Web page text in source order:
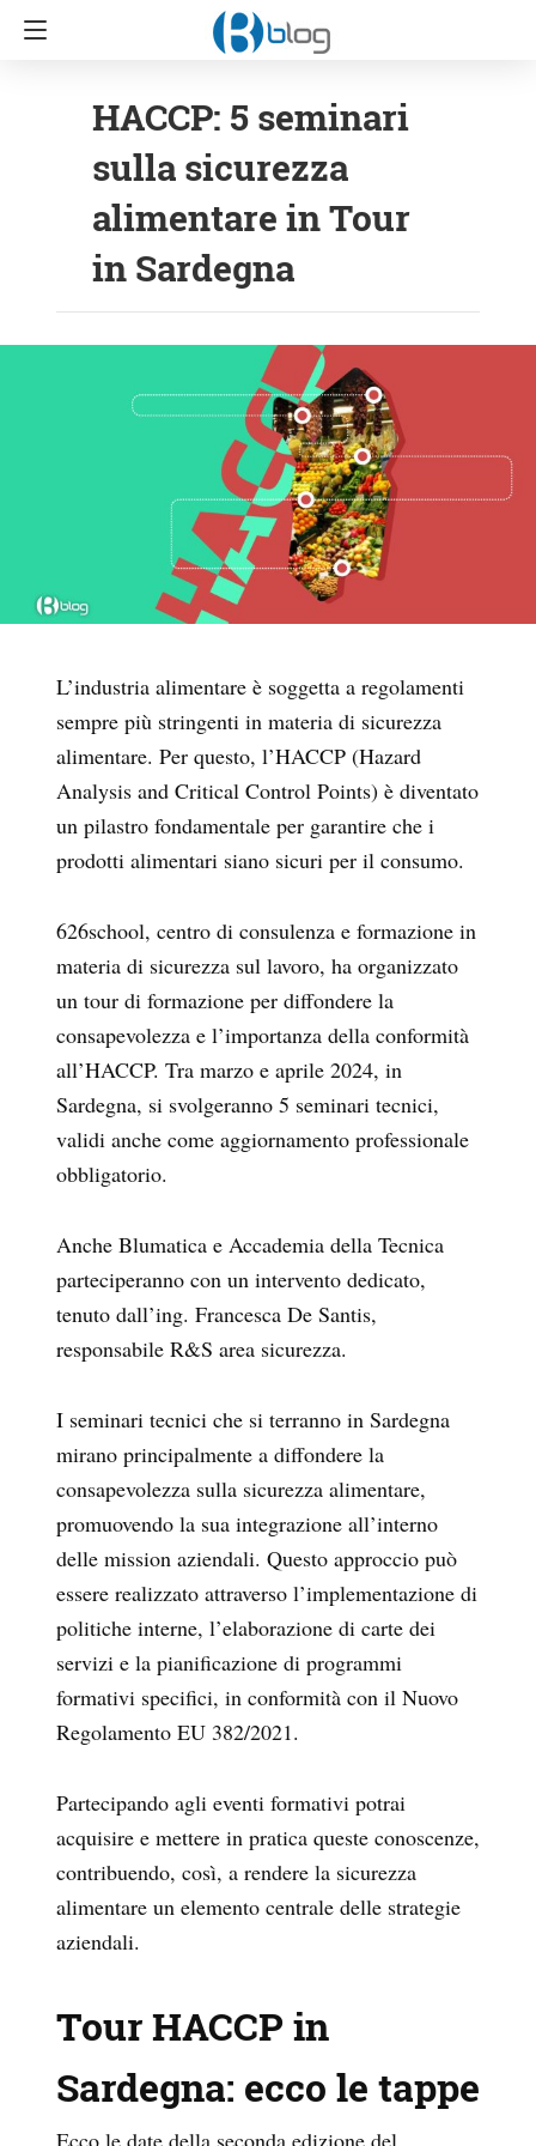
HACCP: 5 seminari
sulla sicurezza
alimentare in Tour
in Sardegna
L’industria alimentare è soggetta a regolamenti
sempre più stringenti in materia di sicurezza
alimentare. Per questo, l’HACCP (Hazard
Analysis and Critical Control Points) è diventato
un pilastro fondamentale per garantire che i
prodotti alimentari siano sicuri per il consumo.
626school, centro di consulenza e formazione in
materia di sicurezza sul lavoro, ha organizzato
un tour di formazione per diffondere la
consapevolezza e l’importanza della conformità
all’HACCP. Tra marzo e aprile 2024, in
Sardegna, si svolgeranno 5 seminari tecnici,
validi anche come aggiornamento professionale
obbligatorio.
Anche Blumatica e Accademia della Tecnica
parteciperanno con un intervento dedicato,
tenuto dall’ing. Francesca De Santis,
responsabile R&S area sicurezza.
I seminari tecnici che si terranno in Sardegna
mirano principalmente a diffondere la
consapevolezza sulla sicurezza alimentare,
promuovendo la sua integrazione all’interno
delle mission aziendali. Questo approccio può
essere realizzato attraverso l’implementazione di
politiche interne, l’elaborazione di carte dei
servizi e la pianificazione di programmi
formativi specifici, in conformità con il Nuovo
Regolamento EU 382/2021.
Partecipando agli eventi formativi potrai
acquisire e mettere in pratica queste conoscenze,
contribuendo, così, a rendere la sicurezza
alimentare un elemento centrale delle strategie
aziendali.
Tour HACCP in
Sardegna: ecco le tappe